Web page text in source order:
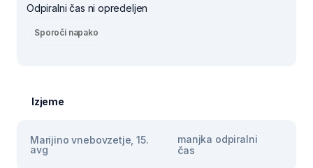
Odpiralni čas ni opredeljen
Sporoči napako
Izjeme
Marijino vnebovzetje, 15.
avg
manjka odpiralni
čas